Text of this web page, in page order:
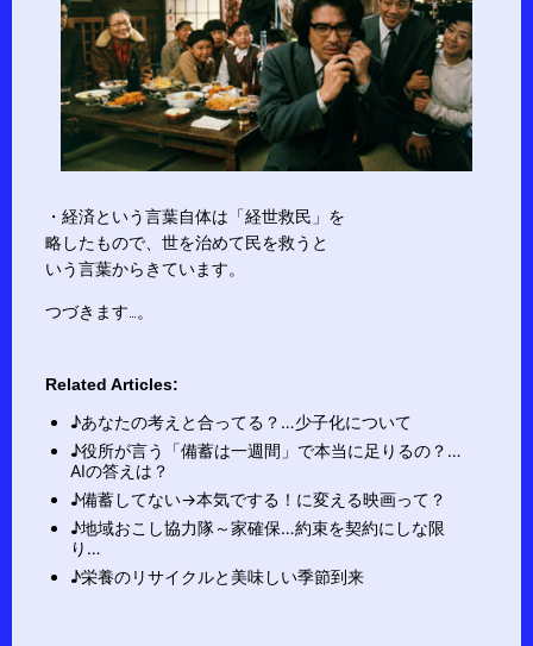
・経済という言葉自体は「経世救民」を
略したもので、世を治めて民を救うと
いう言葉からきています。
つづきます…。
Related Articles:
♪あなたの考えと合ってる？…少子化について
♪役所が言う「備蓄は一週間」で本当に足りるの？…
AIの答えは？
♪備蓄してない→本気でする！に変える映画って？
♪地域おこし協力隊～家確保…約束を契約にしな限
り…
♪栄養のリサイクルと美味しい季節到来